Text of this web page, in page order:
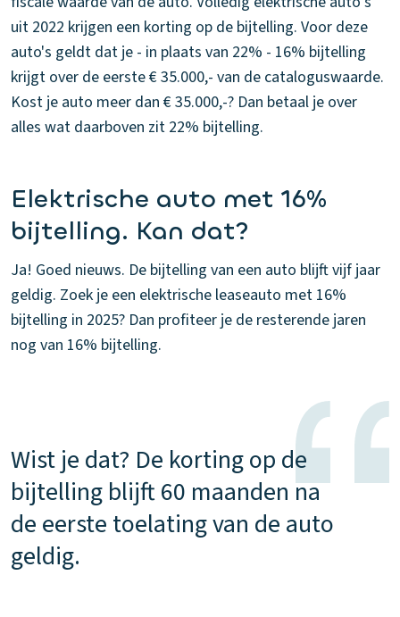
uit 2022 krijgen een korting op de bijtelling. Voor deze
auto's geldt dat je - in plaats van 22% - 16% bijtelling
krijgt over de eerste € 35.000,- van de cataloguswaarde.
Kost je auto meer dan € 35.000,-? Dan betaal je over
alles wat daarboven zit 22% bijtelling.
Elektrische auto met 16%
bijtelling. Kan dat?
Ja! Goed nieuws. De bijtelling van een auto blijft vijf jaar
geldig. Zoek je een elektrische leaseauto met 16%
bijtelling in 2025? Dan profiteer je de resterende jaren
nog van 16% bijtelling.
Wist je dat? De korting op de
bijtelling blijft 60 maanden na
de eerste toelating van de auto
geldig.